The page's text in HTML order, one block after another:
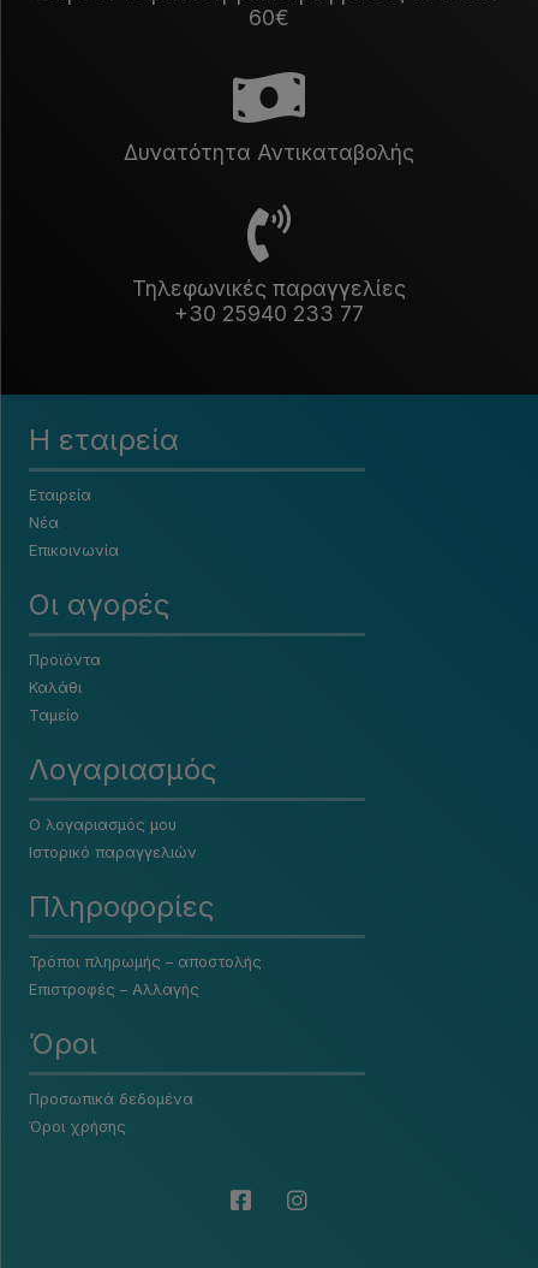
60€
Δυνατότητα Αντικαταβολής
Τηλεφωνικές παραγγελίες
+30 25940 233 77
Η εταιρεία
Εταιρεία
Νέα
Επικοινωνία
Οι αγορές
Προϊόντα
Καλάθι
Ταμείο
Λογαριασμός
Ο λογαριασμός μου
Ιστορικό παραγγελιών
Πληροφορίες
Τρόποι πληρωμής – αποστολής
Επιστροφές – Αλλαγής
Όροι
Προσωπικά δεδομένα
Όροι χρήσης